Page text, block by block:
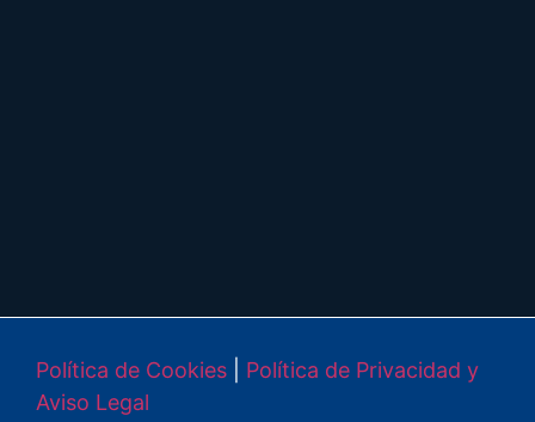
Política de Cookies
Política de Privacidad y
Aviso Legal